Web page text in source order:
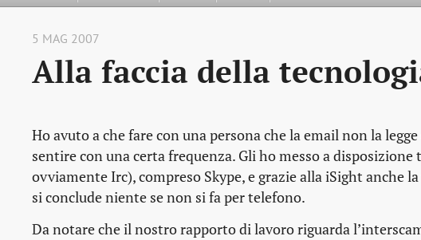
5 MAG 2007
Alla faccia della
Ho avuto a che fare con una persona che la email non la
sentire con una certa frequenza. Gli ho messo a
ovviamente Irc), compreso Skype, e grazie alla iSight anche
si conclude niente se non si fa per telefono.
Da notare che il nostro rapporto di lavoro riguarda